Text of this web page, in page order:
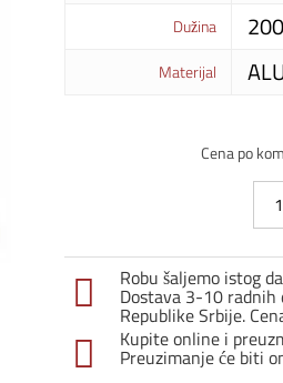
Dužina
Materijal
Cena po
profil
/
/
–
SET
Robu šaljemo istog
Dostava 3-10 radnih
Republike Srbije.
Kupite online i
Preuzimanje će biti